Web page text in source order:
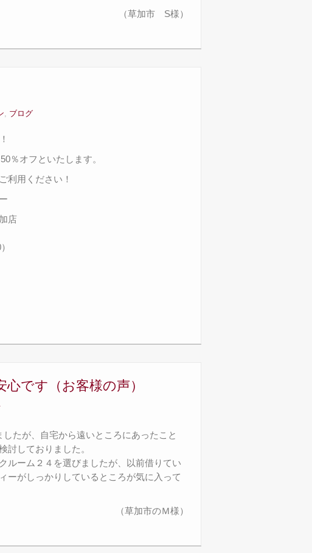
（草加市 S様）
ブログ
％オフといたします。
利用ください！
店
です（お客様の声）
たが、自宅から遠いところにあったこと
討しておりました。
ルーム２４を選びましたが、以前借りてい
ーがしっかりしているところが気に入って
（草加市のＭ様）